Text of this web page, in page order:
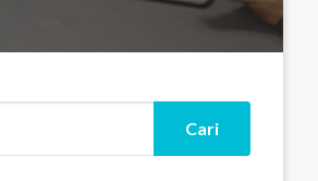
Cari